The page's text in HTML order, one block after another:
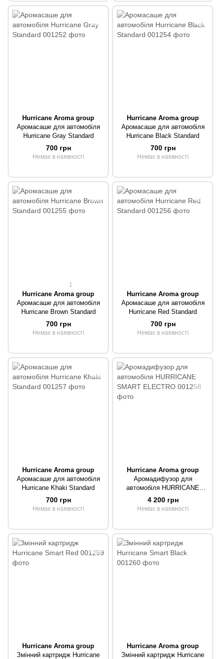
Hurricane Aroma group
Аромасаше для автомобіля
Hurricane Gray Standard
700 грн
Немає в наявності
Hurricane Aroma group
Аромасаше для автомобіля
Hurricane Black Standard
700 грн
Немає в наявності
1
Hurricane Aroma group
Аромасаше для автомобіля
Hurricane Brown Standard
700 грн
Немає в наявності
Hurricane Aroma group
Аромасаше для автомобіля
Hurricane Red Standard
700 грн
Немає в наявності
Hurricane Aroma group
Аромасаше для автомобіля
Hurricane Khaki Standard
700 грн
Немає в наявності
Hurricane Aroma group
Аромадифузор для
автомобіля HURRICANE
SMART ELECTRO
4 200 грн
Немає в наявності
Hurricane Aroma group
Змінний картридж Hurricane
Hurricane Aroma group
Змінний картридж Hurricane